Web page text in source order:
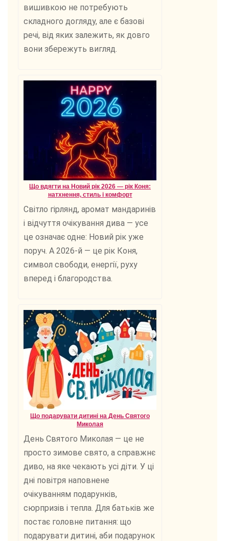
вишивкою не потребують
складного догляду, але є базові
речі, від яких залежить, як довго
вони збережуть вигляд.
Що вдягти на Новий рік 2026 — рік Коня:
натхнення, стиль і комфорт
Світло гірлянд, аромат мандаринів
і відчуття очікування дива — усе
це означає одне: Новий рік уже
поруч. А 2026-й — це рік Коня,
символ свободи, енергії, руху
вперед і благородства.
Що подарувати дитині на День Святого
Миколая
День Святого Миколая — це не
просто зимове свято, а справжнє
диво, на яке чекають усі діти. У ці
дні повітря наповнене
очікуванням подарунків,
сюрпризів і тепла. Для батьків же
постає головне питання: що
подарувати дитині, аби подарунок